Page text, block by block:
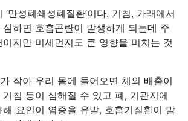
만성폐쇄성폐질환’이다. 기침, 가래에서
하면 호흡곤란이 발생하게 되는데 주
지만 미세먼지도 큰 영향을 미치는 것
작아 우리 몸에 들어오면 체외 배출이
침 등이 심해질 수 있고 폐, 기관지에
요인이 염증을 유발, 호흡기질환이 발